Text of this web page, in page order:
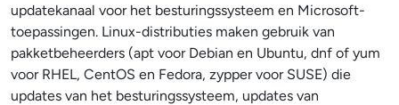
updatekanaal voor het besturingssysteem en Microsoft-
toepassingen. Linux-distributies maken gebruik van
pakketbeheerders (apt voor Debian en Ubuntu, dnf of yum
voor RHEL, CentOS en Fedora, zypper voor SUSE) die
updates van het besturingssysteem, updates van